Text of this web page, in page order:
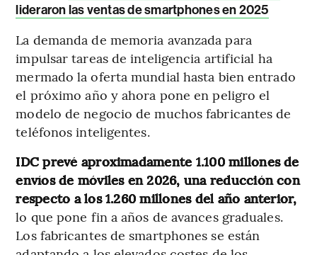
lideraron las ventas de smartphones en 2025
La demanda de memoria avanzada para
impulsar tareas de inteligencia artificial ha
mermado la oferta mundial hasta bien entrado
el próximo año y ahora pone en peligro el
modelo de negocio de muchos fabricantes de
teléfonos inteligentes.
IDC prevé aproximadamente 1.100 millones de
envíos de móviles en 2026, una reducción con
respecto a los 1.260 millones del año anterior,
lo que pone fin a años de avances graduales.
Los fabricantes de smartphones se están